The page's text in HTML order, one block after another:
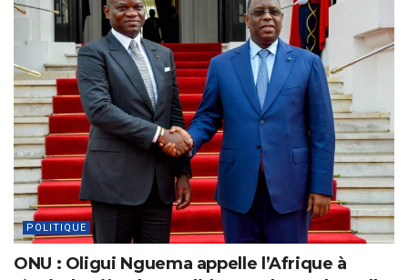
POLITIQUE
ONU : Oligui Nguema appelle l’Afrique à